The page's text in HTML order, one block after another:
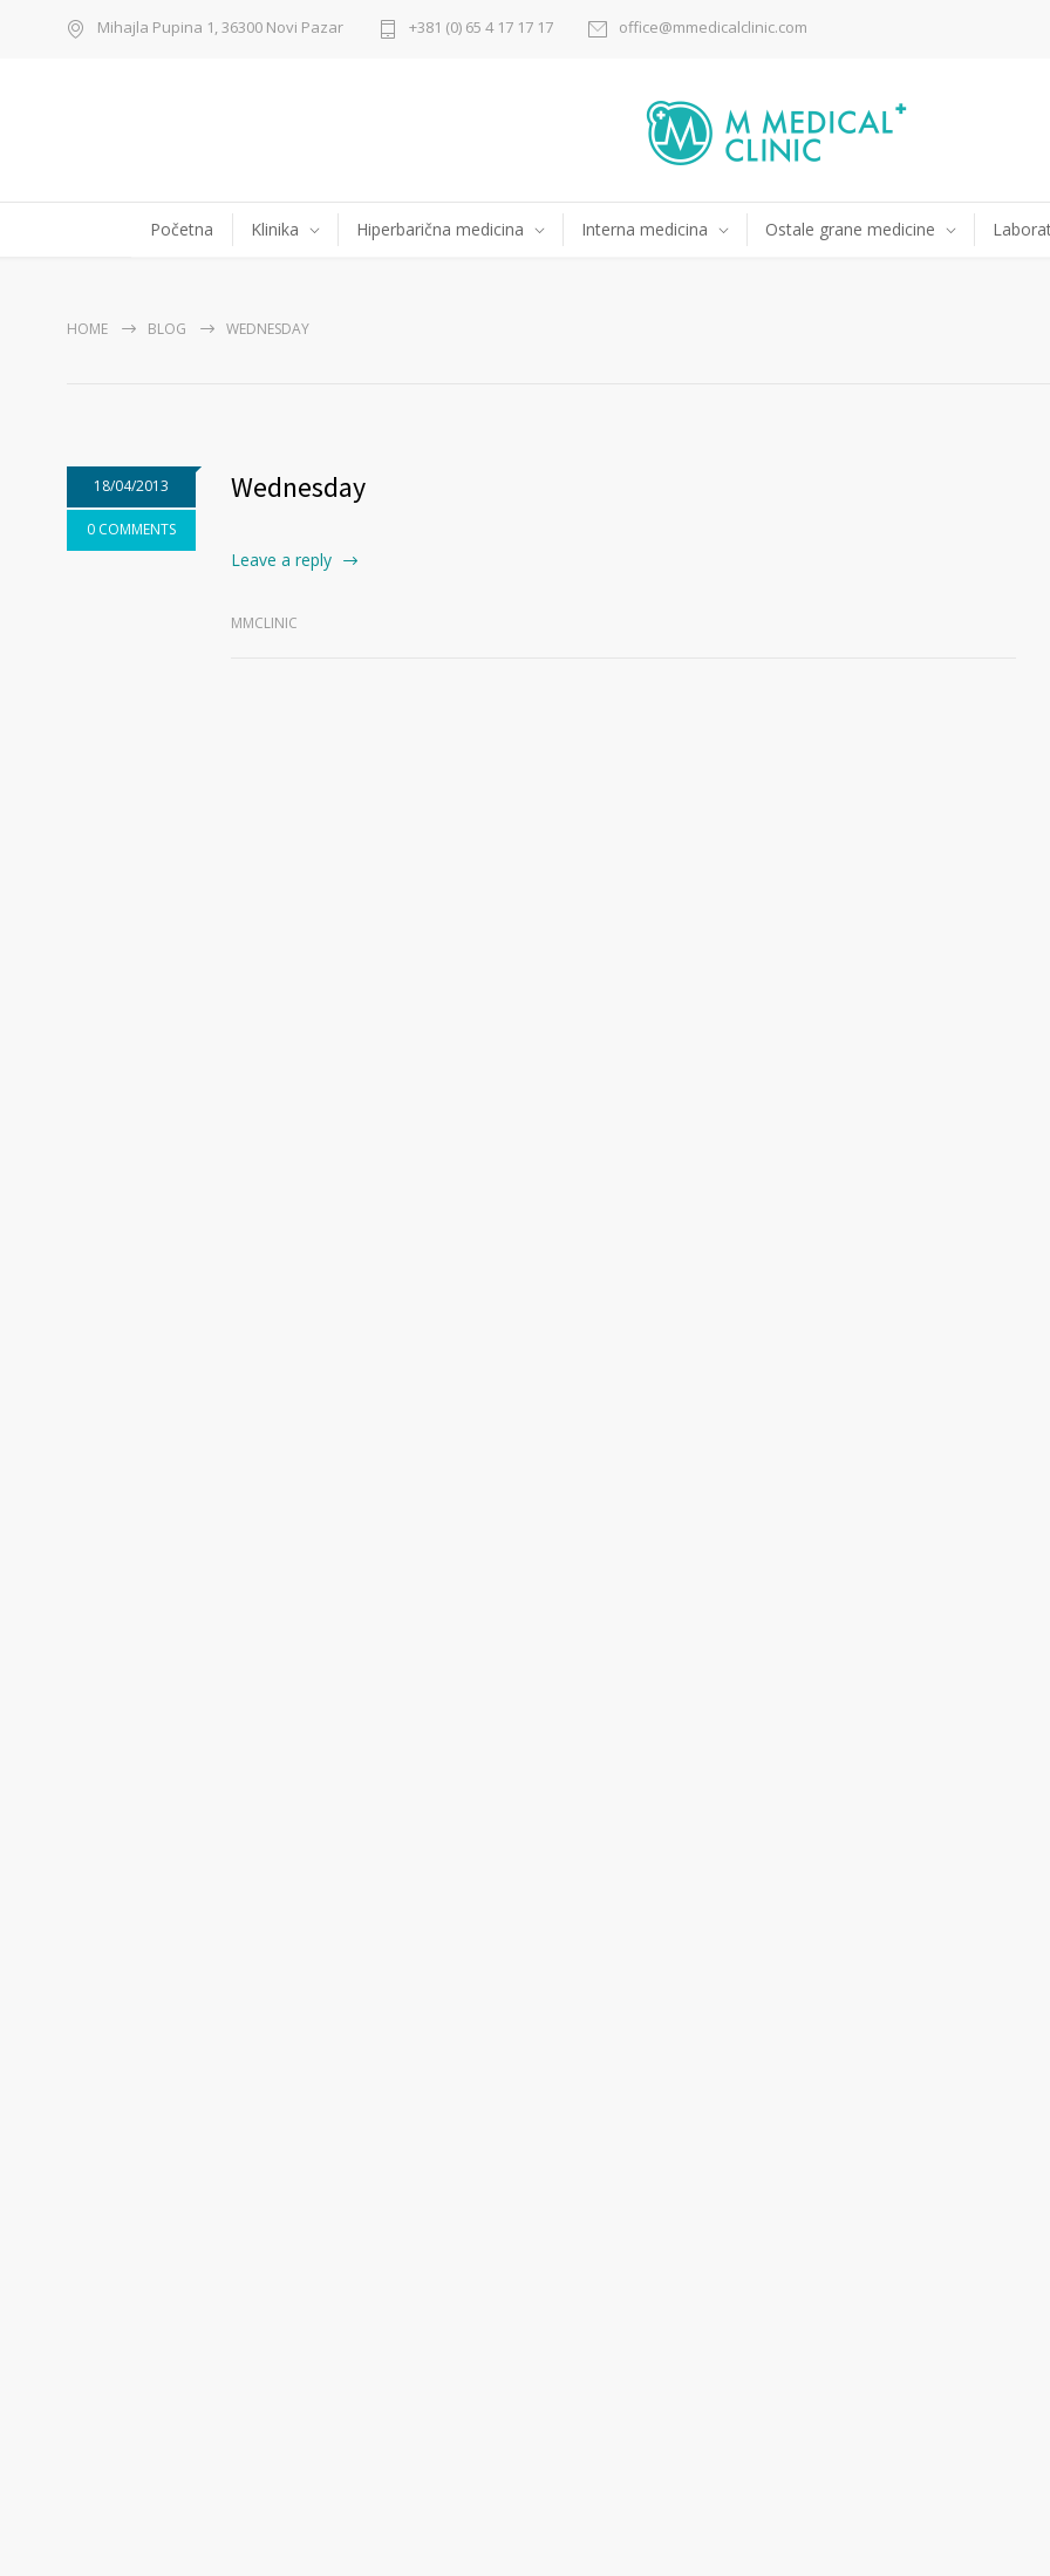
Mihajla Pupina 1, 36300 Novi Pazar +381 (0) 65 4 17 17 17 office@mmedicalclinic.com
Početna Klinika Hiperbarična medicina Interna medicina Ostale grane medicine
HOME BLOG WEDNESDAY
18/04/2013
0 COMMENTS
Wednesday
Leave a reply
MMCLINIC